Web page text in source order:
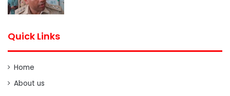
Quick Links
Home
About us